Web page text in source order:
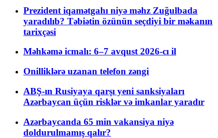
Prezident iqamətgahı niyə məhz Zuğulbada
yaradılıb? Təbiətin özünün seçdiyi bir məkanın
tarixçəsi
Məhkəmə icmalı: 6–7 avqust 2026-cı il
Onilliklərə uzanan telefon zəngi
ABŞ-ın Rusiyaya qarşı yeni sanksiyaları
Azərbaycan üçün risklər və imkanlar yaradır
Azərbaycanda 65 min vakansiya niyə
doldurulmamış qalır?